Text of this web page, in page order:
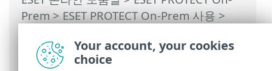
Prem>ESET PROTECT On-Prem 사용>
클라이언트 작업> 클라이언트 작업 트리
Your account, your cookies
choice